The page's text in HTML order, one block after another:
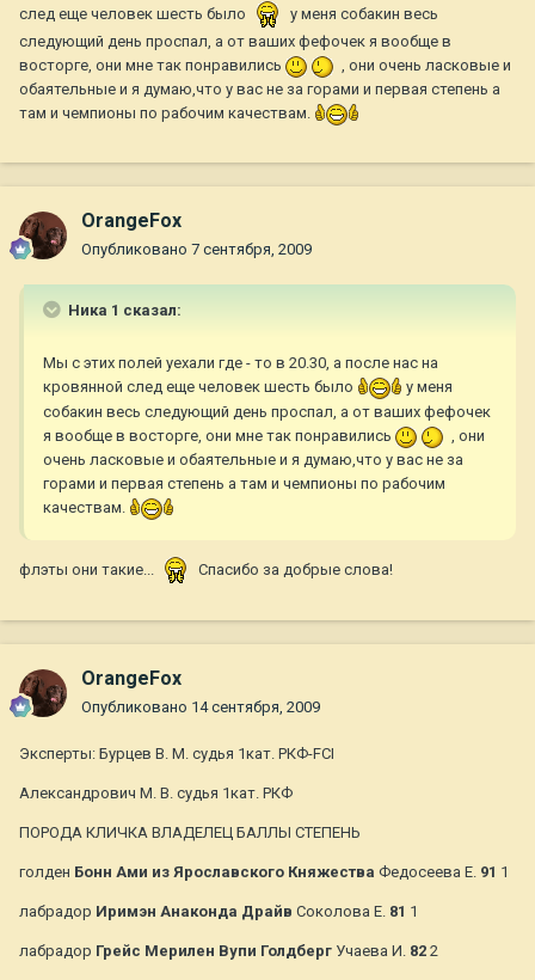
след еще человек шесть было
у меня собакин весь
следующий день проспал, а от ваших фефочек я вообще в
восторге, они мне так понравились
, они очень ласковые и
обаятельные и я думаю,что у вас не за горами и первая степень а
там и чемпионы по рабочим качествам.
OrangeFox
Опубликовано 7 сентября, 2009
Ника 1 сказал:
Мы с этих полей уехали где - то в 20.30, а после нас на
кровянной след еще человек шесть было
у меня
собакин весь следующий день проспал, а от ваших фефочек
я вообще в восторге, они мне так понравились
, они
очень ласковые и обаятельные и я думаю,что у вас не за
горами и первая степень а там и чемпионы по рабочим
качествам.
флэты они такие... Спасибо за добрые слова!
OrangeFox
Опубликовано 14 сентября, 2009
Эксперты: Бурцев В. М. судья 1кат. РКФ-FCI
Александрович М. В. судья 1кат. РКФ
ПОРОДА КЛИЧКА ВЛАДЕЛЕЦ БАЛЛЫ СТЕПЕНЬ
голден Бонн Ами из Ярославского Княжества Федосеева Е. 91 1
лабрадор Иримэн Анаконда Драйв Соколова Е. 81 1
лабрадор Грейс Мерилен Вупи Голдберг Учаева И. 82 2